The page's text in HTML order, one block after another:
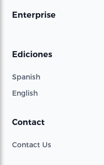
Enterprise
Ediciones
Spanish
English
Contact
Contact Us